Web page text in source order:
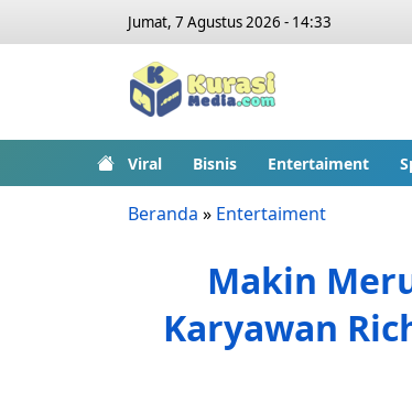
Jumat, 7 Agustus 2026 - 14:33
Viral Bisnis Entertaiment
Beranda » Entertaiment
Makin
Karyawan